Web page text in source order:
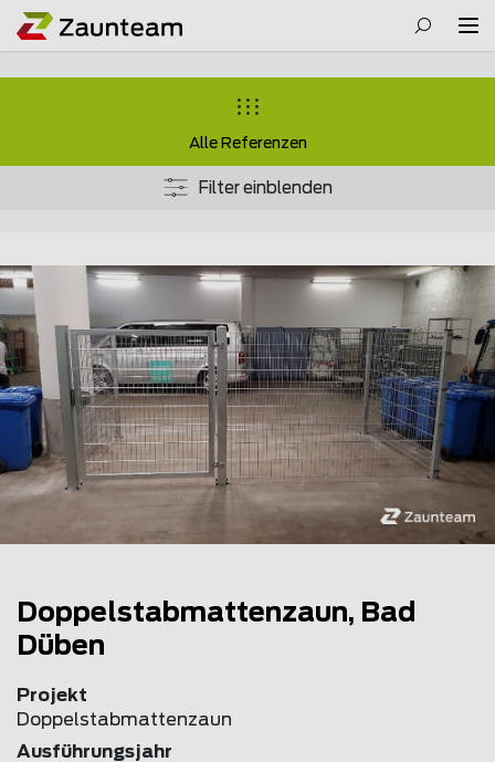
Alle Referenzen
Filter einblenden
Doppelstabmattenzaun, Bad
Düben
Projekt
Doppelstabmattenzaun
Ausführungsjahr